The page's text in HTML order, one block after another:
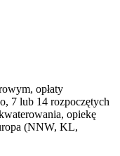
opłaty
7 lub 14 rozpoczętych
opiekę
(NNW, KL,